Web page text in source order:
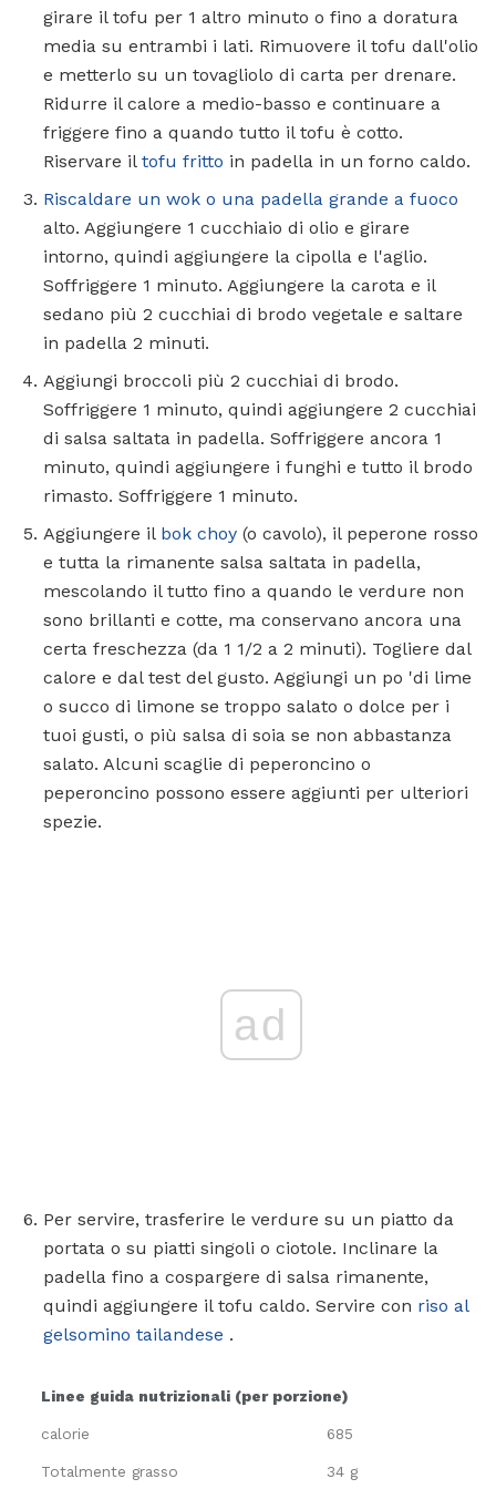
girare il tofu per 1 altro minuto o fino a doratura
media su entrambi i lati. Rimuovere il tofu dall'olio
e metterlo su un tovagliolo di carta per drenare.
Ridurre il calore a medio-basso e continuare a
friggere fino a quando tutto il tofu è cotto.
Riservare il tofu fritto in padella in un forno caldo.
Riscaldare un wok o una padella grande a fuoco
alto. Aggiungere 1 cucchiaio di olio e girare
intorno, quindi aggiungere la cipolla e l'aglio.
Soffriggere 1 minuto. Aggiungere la carota e il
sedano più 2 cucchiai di brodo vegetale e saltare
in padella 2 minuti.
Aggiungi broccoli più 2 cucchiai di brodo.
Soffriggere 1 minuto, quindi aggiungere 2 cucchiai
di salsa saltata in padella. Soffriggere ancora 1
minuto, quindi aggiungere i funghi e tutto il brodo
rimasto. Soffriggere 1 minuto.
Aggiungere il bok choy (o cavolo), il peperone rosso
e tutta la rimanente salsa saltata in padella,
mescolando il tutto fino a quando le verdure non
sono brillanti e cotte, ma conservano ancora una
certa freschezza (da 1 1/2 a 2 minuti). Togliere dal
calore e dal test del gusto. Aggiungi un po 'di lime
o succo di limone se troppo salato o dolce per i
tuoi gusti, o più salsa di soia se non abbastanza
salato. Alcuni scaglie di peperoncino o
peperoncino possono essere aggiunti per ulteriori
spezie.
ad
Per servire, trasferire le verdure su un piatto da
portata o su piatti singoli o ciotole. Inclinare la
padella fino a cospargere di salsa rimanente,
quindi aggiungere il tofu caldo. Servire con riso al
gelsomino tailandese .
Linee guida nutrizionali (per porzione)
calorie 685
Totalmente grasso 34 g